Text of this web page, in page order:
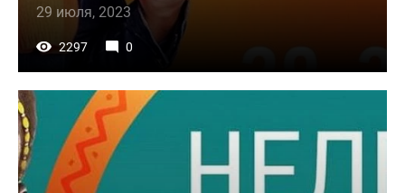
29 июля, 2023
2297 0